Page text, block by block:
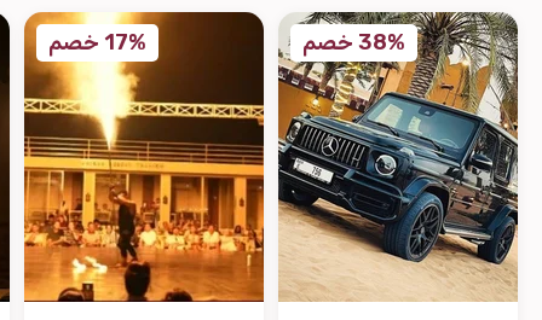
38% خصم 17% خصم